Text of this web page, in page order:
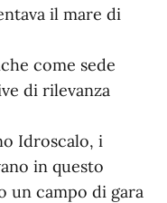
il mare di
come sede
di rilevanza
Idroscalo, i
in questo
un campo di gara